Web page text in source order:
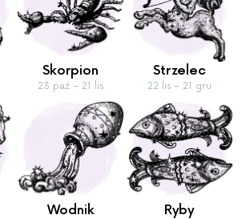
Skorpion
23 paź – 21 lis
Strzelec
22 lis – 21 gru
Wodnik Ryby